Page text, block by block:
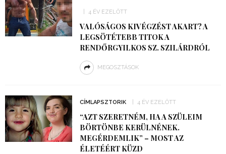
4 ÉV EZELŐTT
VALÓSÁGOS KIVÉGZÉST AKART? A
LEGSÖTÉTEBB TITOK A
RENDŐRGYILKOS SZ. SZILÁRDRÓL
MEGOSZTÁSOK
CÍMLAPSZTORIK 4 ÉV EZELŐTT
“AZT SZERETNÉM, HA A SZÜLEIM
BÖRTÖNBE KERÜLNÉNEK.
MEGÉRDEMLIK” – MOST AZ
ÉLETÉÉRT KÜZD